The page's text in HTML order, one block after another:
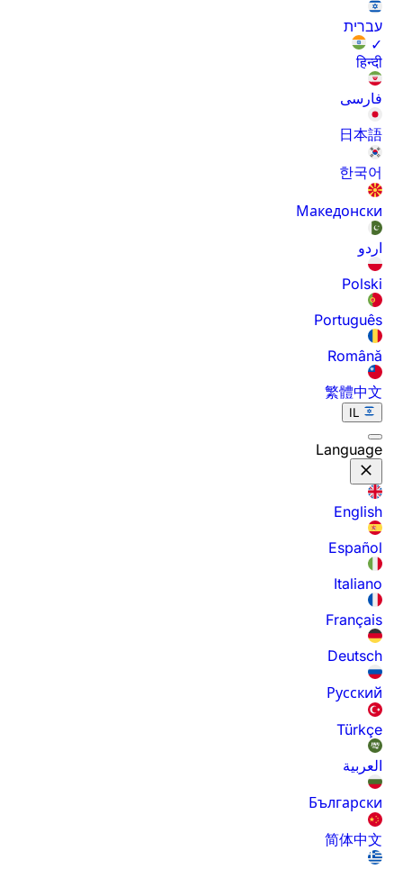
עברית
✓
हिन्दी
فارسی
日本語
한국어
Македонски
اردو
Polski
Português
Română
繁體中文
IL
Language
English
Español
Italiano
Français
Deutsch
Русский
Türkçe
العربية
Български
简体中文